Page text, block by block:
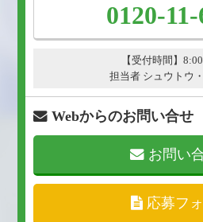
0120-
【受付時間】
担当者 シュウトウ
Webからのお問い合せ
お問い
応募フ